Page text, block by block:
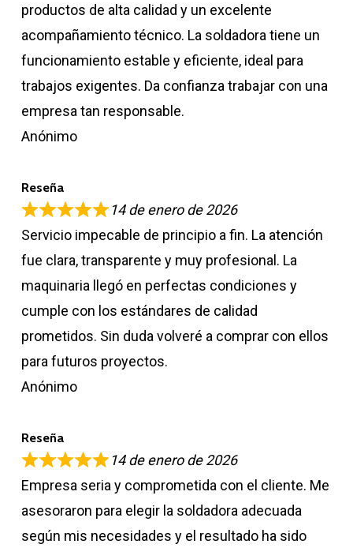
productos de alta calidad y un excelente
acompañamiento técnico. La soldadora tiene un
funcionamiento estable y eficiente, ideal para
trabajos exigentes. Da confianza trabajar con una
empresa tan responsable.
Anónimo
Reseña
14 de enero de 2026
Servicio impecable de principio a fin. La atención
fue clara, transparente y muy profesional. La
maquinaria llegó en perfectas condiciones y
cumple con los estándares de calidad
prometidos. Sin duda volveré a comprar con ellos
para futuros proyectos.
Anónimo
Reseña
14 de enero de 2026
Empresa seria y comprometida con el cliente. Me
asesoraron para elegir la soldadora adecuada
según mis necesidades y el resultado ha sido